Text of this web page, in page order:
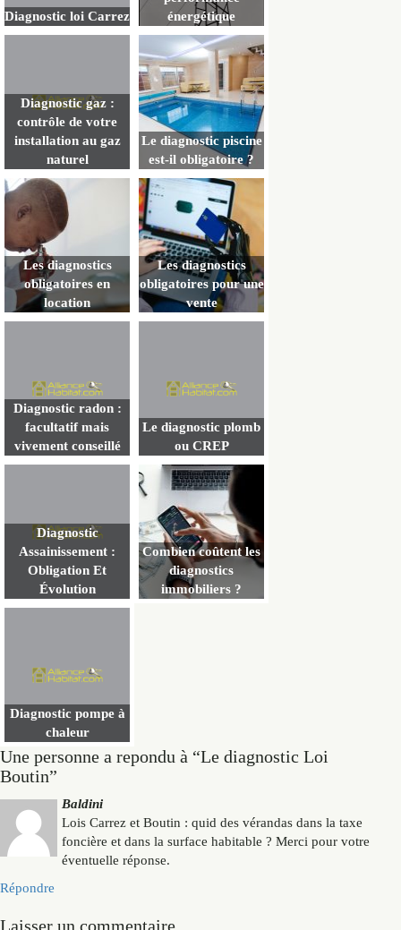
Diagnostic loi Carrez
énergétique
Diagnostic gaz :
contrôle de votre
installation au gaz
naturel
Le diagnostic piscine
est-il obligatoire ?
Les diagnostics
obligatoires en
location
Les diagnostics
obligatoires pour une
vente
Diagnostic radon :
facultatif mais
vivement conseillé
Le diagnostic plomb
ou CREP
Diagnostic
Assainissement :
Obligation Et
Évolution
Combien coûtent les
diagnostics
immobiliers ?
Diagnostic pompe à
chaleur
Une personne a repondu à “Le diagnostic Loi
Boutin”
Baldini
Lois Carrez et Boutin : quid des vérandas dans la taxe
foncière et dans la surface habitable ? Merci pour votre
éventuelle réponse.
Répondre
Laisser un commentaire